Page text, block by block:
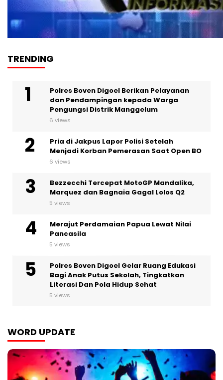
TRENDING
Polres Boven Digoel Berikan Pelayanan
dan Pendampingan kepada Warga
Pengungsi Distrik Manggelum
6 views
Pria di Jakpus Lapor Polisi Setelah
Menjadi Korban Pemerasan Saat Open BO
6 views
Bezzecchi Tercepat MotoGP Mandalika,
Marquez dan Bagnaia Gagal Lolos Q2
5 views
Merajut Perdamaian Papua Lewat Nilai
Pancasila
5 views
Polres Boven Digoel Gelar Ruang Edukasi
Bagi Anak Putus Sekolah, Tingkatkan
Literasi Dan Pola Hidup Sehat
5 views
WORD UPDATE